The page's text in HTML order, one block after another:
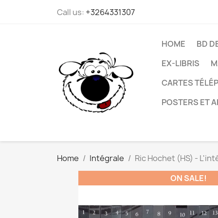
Call us: +3264331307
HOME
BD
EX-LIBRIS
CARTES
POSTERS ET
Home Intégrale
Ric Hochet (HS) -
ON SALE!